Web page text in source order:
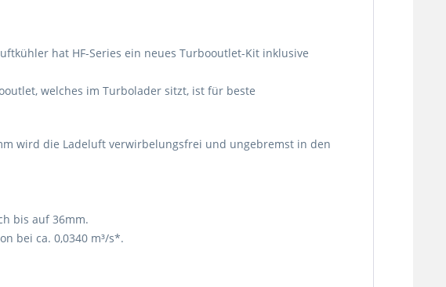
hat HF-Series ein neues Turbooutlet-Kit inklusive
welches im Turbolader sitzt, ist für beste
wird die Ladeluft verwirbelungsfrei und ungebremst in den
bis auf 36mm.
bei ca. 0,0340 m³/s*.